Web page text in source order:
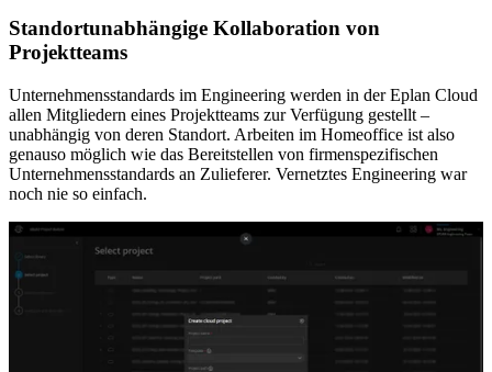
Standortunabhängige Kollaboration von
Projektteams
Unternehmensstandards im Engineering werden in der Eplan Cloud
allen Mitgliedern eines Projektteams zur Verfügung gestellt –
unabhängig von deren Standort. Arbeiten im Homeoffice ist also
genauso möglich wie das Bereitstellen von firmenspezifischen
Unternehmensstandards an Zulieferer. Vernetztes Engineering war
noch nie so einfach.